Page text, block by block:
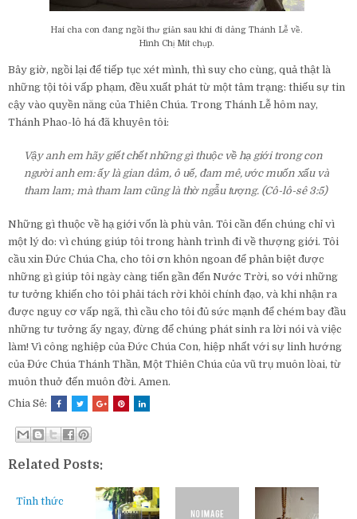
Hai cha con đang ngồi thư giản sau khi đi dâng Thánh Lễ về.
Hình Chị Mít chụp.
Bây giờ, ngồi lại để tiếp tục xét mình, thì suy cho cùng, quả thật là
những tội tôi vấp phạm, đều xuất phát từ một tâm trạng: thiếu sự tin
cậy vào quyền năng của Thiên Chúa. Trong Thánh Lễ hôm nay,
Thánh Phao-lô há đã khuyên tôi:
Vậy anh em hãy giết chết những gì thuộc về hạ giới trong con
người anh em: ấy là gian dâm, ô uế, đam mê, ước muốn xấu và
tham lam; mà tham lam cũng là thờ ngẫu tượng. (Cô-lô-sê 3:5)
Những gì thuộc về hạ giới vốn là phù vân. Tôi cần đến chúng chỉ vì
một lý do: vì chúng giúp tôi trong hành trình đi về thượng giới. Tôi
cầu xin Đức Chúa Cha, cho tôi ơn khôn ngoan để phân biệt được
những gì giúp tôi ngày càng tiến gần đến Nước Trời, so với những
tư tưởng khiến cho tôi phải tách rời khỏi chính đạo, và khi nhận ra
được nguy cơ vấp ngã, thì cầu cho tôi đủ sức mạnh để chém bay đầu
những tư tưởng ấy ngay, đừng để chúng phát sinh ra lời nói và việc
làm! Vì công nghiệp của Đức Chúa Con, hiệp nhất với sự linh hướng
của Đức Chúa Thánh Thần, Một Thiên Chúa của vũ trụ muôn lòai, từ
muôn thuở đến muôn đời. Amen.
Chia Sẻ:
Related Posts:
Tỉnh thức